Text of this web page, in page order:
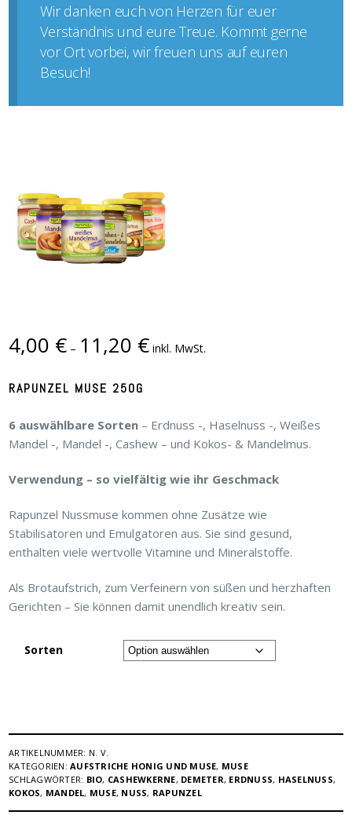
Wir danken euch von Herzen für euer
Verständnis und eure Treue. Kommt gerne
vor Ort vorbei, wir freuen uns auf euren
Besuch!
4,00 € – 11,20 € inkl. MwSt.
RAPUNZEL MUSE 250G
6 auswählbare Sorten – Erdnuss -, Haselnuss -, Weißes
Mandel -, Mandel -, Cashew – und Kokos- & Mandelmus.
Verwendung – so vielfältig wie ihr Geschmack
Rapunzel Nussmuse kommen ohne Zusätze wie
Stabilisatoren und Emulgatoren aus. Sie sind gesund,
enthalten viele wertvolle Vitamine und Mineralstoffe.
Als Brotaufstrich, zum Verfeinern von süßen und herzhaften
Gerichten – Sie können damit unendlich kreativ sein.
Sorten
ARTIKELNUMMER: N. V.
KATEGORIEN:AUFSTRICHE HONIG UND MUSE, MUSE
SCHLAGWÖRTER: BIO, CASHEWKERNE, DEMETER, ERDNUSS, HASELNUSS,
KOKOS, MANDEL, MUSE, NUSS, RAPUNZEL